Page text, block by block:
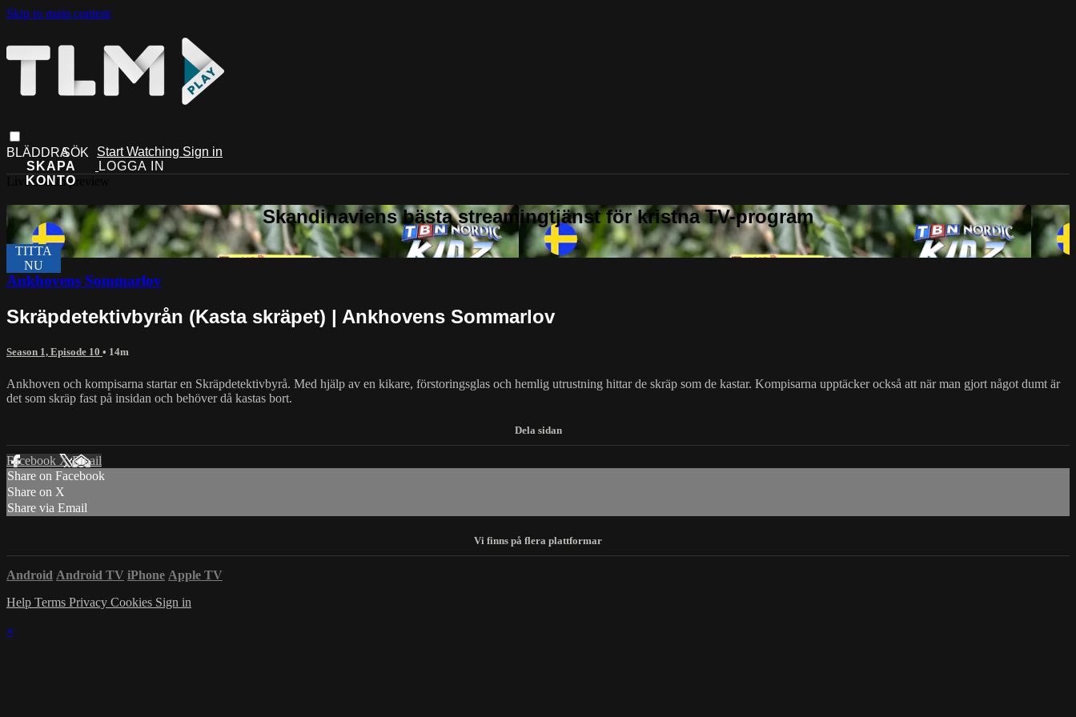
Skip to main content
Start Watching Sign in
Live stream preview
Ankhovens Sommarlov
Skräpdetektivbyrån (Kasta skräpet) | Ankhovens Sommarlov
Season 1, Episode 10 • 14m
Ankhoven och kompisarna startar en Skräpdetektivbyrå. Med hjälp av en kikare, förstoringsglas och hemlig utrustning hittar de skräp som de kastar. Kompisarna upptäcker också att när man gjort något dumt är
det som skräp fast på insidan och behöver då kastas bort.
Facebook XEmail
Share on Facebook
Share on X
Share via Email
Android Android TV iPhone Apple TV
Help Terms Privacy Cookies Sign in
×